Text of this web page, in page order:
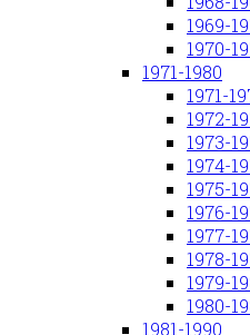
1969-
1970-
1971-1980
1971-
1972-
1973-
1974-
1975-
1976-
1977-
1978-
1979-
1980-
1981-1990